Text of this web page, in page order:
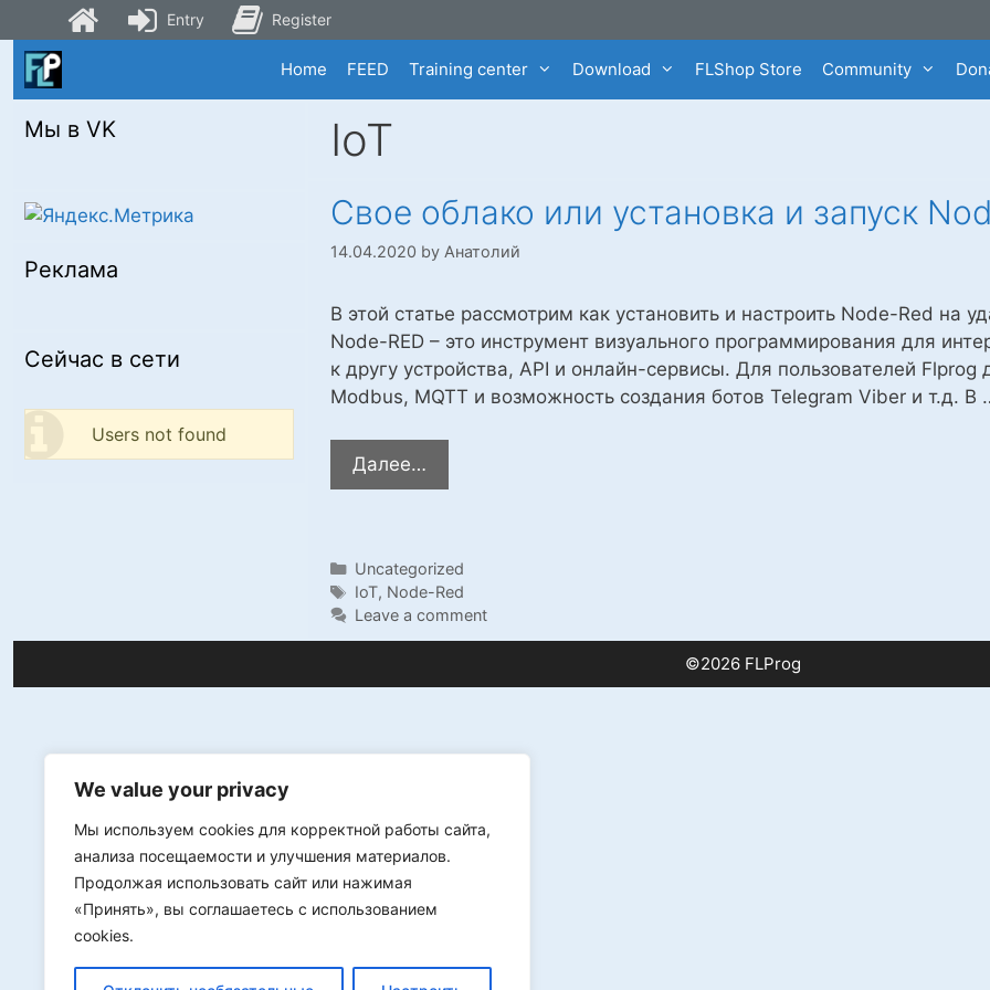
We value your privacy
Мы используем cookies для корректной работы сайта,
анализа посещаемости и улучшения материалов.
Продолжая использовать сайт или нажимая
«Принять», вы соглашаетесь с использованием
cookies.
Skip
Home FEED Training center Download FLShop Store Community
IoT
Свое облако или установка и запуск
14.04.2020 by Анатолий
В этой статье рассмотрим как установить и настроить Node-Red на
Node-RED – это инструмент визуального программирования для
к другу устройства, API и онлайн-сервисы. Для пользователей
Modbus, MQTT и возможность создания ботов Telegram Viber и т.д. В
Далее…
облако
и
запуск
Node-
на
Categories
Uncategorized
Tags
IoT, Node-Red
Leave a comment
Мы в VK
Реклама
Сейчас в сети
Users not found
©2026 FLProg
Entry Register